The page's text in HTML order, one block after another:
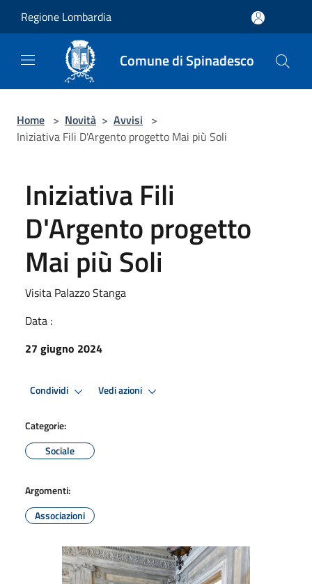
Regione Lombardia
Comune di Spinadesco
Home > Novità > Avvisi >
Iniziativa Fili D'Argento progetto Mai più Soli
Iniziativa Fili
D'Argento progetto
Mai più Soli
Visita Palazzo Stanga
Data :
27 giugno 2024
Condividi Vedi azioni
Categorie:
Sociale
Argomenti:
Associazioni